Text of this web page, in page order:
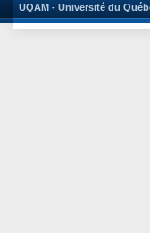
UQAM - Université du